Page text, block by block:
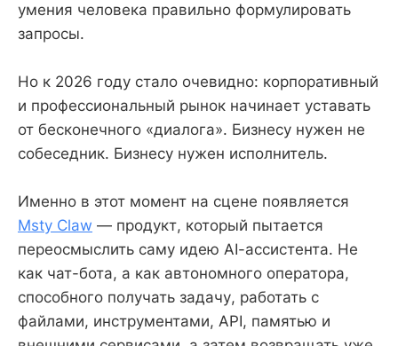
умения человека правильно формулировать
запросы.
Но к 2026 году стало очевидно: корпоративный
и профессиональный рынок начинает уставать
от бесконечного «диалога». Бизнесу нужен не
собеседник. Бизнесу нужен исполнитель.
Именно в этот момент на сцене появляется
Msty Claw — продукт, который пытается
переосмыслить саму идею AI-ассистента. Не
как чат-бота, а как автономного оператора,
способного получать задачу, работать с
файлами, инструментами, API, памятью и